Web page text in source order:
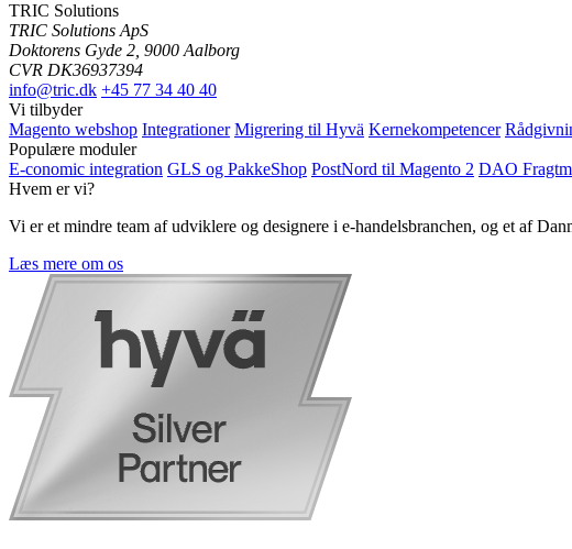
TRIC Solutions
TRIC Solutions ApS
Doktorens Gyde 2, 9000 Aalborg
CVR DK36937394
info@tric.dk +45 77 34 40 40
Vi tilbyder
Magento webshop Integrationer Migrering til Hyvä Kernekompetencer
Populære moduler
E-conomic integration GLS og PakkeShop PostNord til Magento 2 DAO
Hvem er vi?
Vi er et mindre team af udviklere og designere i e-handelsbranchen, og et af
Læs mere om os